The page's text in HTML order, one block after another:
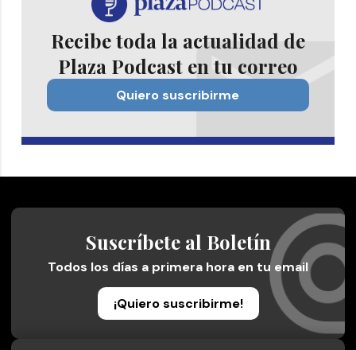
Recibe toda la actualidad de
Plaza Podcast en tu correo
Quiero suscribirme
Suscríbete al Boletín
Todos los días a primera hora en tu email
¡Quiero suscribirme!